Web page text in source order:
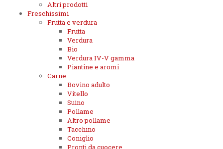
Altri prodotti
Freschissimi
Frutta e verdura
Frutta
Verdura
Bio
Verdura IV-V gamma
Piantine e aromi
Carne
Bovino adulto
Vitello
Suino
Pollame
Altro pollame
Tacchino
Coniglio
Pronti da cuocere